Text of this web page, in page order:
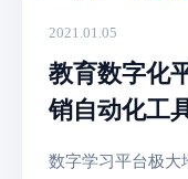
2021.01.05
教育数字化
销自动化工
数字学习平台极大